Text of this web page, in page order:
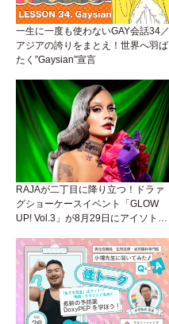
一生に一度も使わないGAY会話34／
アジアの誇りをまとえ！世界へ羽ば
たく”Gaysian”宣言
RAJAが二丁目に降り立つ！ドラァ
グショーケースイベント「GLOW
UP! Vol.3」が8月29日にアイソトー